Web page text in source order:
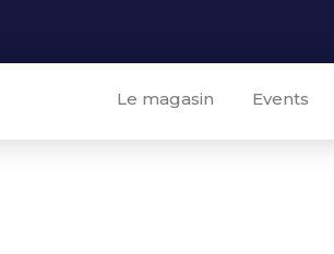
Le magasin Events